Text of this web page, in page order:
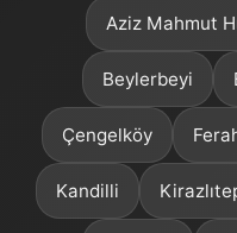
Aziz Mahmut
Beylerbeyi
Çengelköy
Kandilli